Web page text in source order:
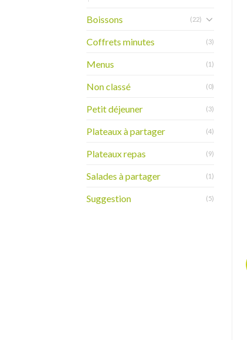
Boissons (22)
Coffrets minutes (3)
Menus (1)
Non classé (0)
Petit déjeuner (3)
Plateaux à partager (4)
Plateaux repas (9)
Salades à partager (1)
Suggestion (5)